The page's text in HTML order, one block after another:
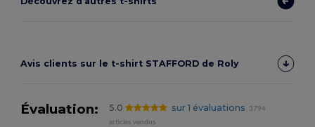
Avis clients sur le t-shirt STAFFORD de Roly
Évaluation: 5.0 sur 1 évaluations
3794
articles vendus